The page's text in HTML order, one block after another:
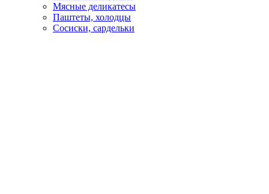
Мясные деликатесы
Паштеты, холодцы
Сосиски, сардельки